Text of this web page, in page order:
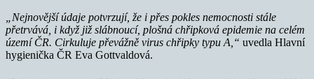
„Nejnovější údaje potvrzují, že i přes pokles nemocnosti stále
přetrvává, i když již slábnoucí, plošná chřipková epidemie na celém
území ČR. Cirkuluje převážně virus chřipky typu A,“ uvedla Hlavní
hygienička ČR Eva Gottvaldová.